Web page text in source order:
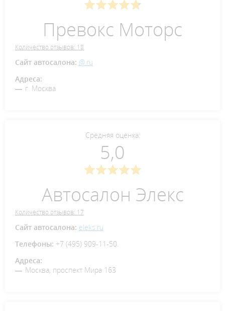
Превокс Моторс
Количество отзывов: 18
Сайт автосалона: @.ru
Адреса:
г. Москва
Средняя оценка:
5,0
Автосалон Элекс
Количество отзывов: 17
Сайт автосалона: eleks.ru
Телефоны: +7 (495) 909-11-50.
Адреса:
Москва, проспект Мира 163